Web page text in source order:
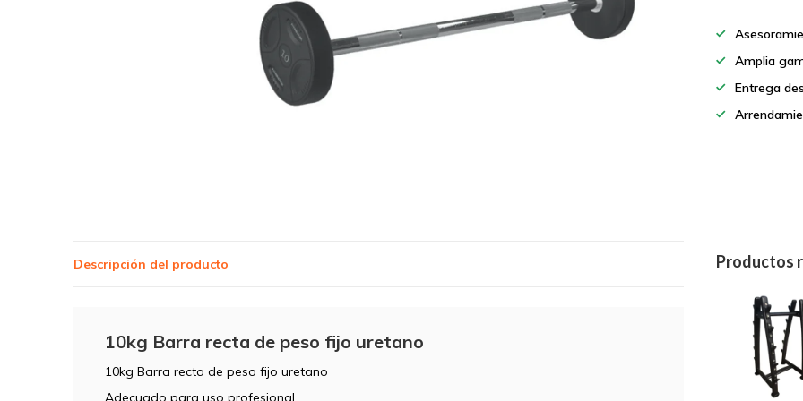
Amplia
Entrega
Descripción del producto
10kg Barra recta de peso fijo uretano
10kg Barra recta de peso fijo uretano
Adecuado para uso profesional
Productos